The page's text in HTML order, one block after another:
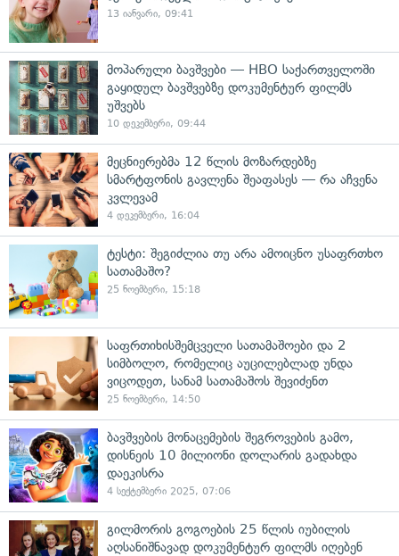
13 იანვარი, 09:41
მოპარული ბავშვები — HBO საქართველოში
გაყიდულ ბავშვებზე დოკუმენტურ ფილმს
უშვებს
10 დეკემბერი, 09:44
მეცნიერებმა 12 წლის მოზარდებზე
სმარტფონის გავლენა შეაფასეს — რა აჩვენა
კვლევამ
4 დეკემბერი, 16:04
ტესტი: შეგიძლია თუ არა ამოიცნო უსაფრთხო
სათამაშო?
25 ნოემბერი, 15:18
საფრთიხისშემცველი სათამაშოები და 2
სიმბოლო, რომელიც აუცილებლად უნდა
ვიცოდეთ, სანამ სათამაშოს შევიძენთ
25 ნოემბერი, 14:50
ბავშვების მონაცემების შეგროვების გამო,
დისნეის 10 მილიონი დოლარის გადახდა
დაეკისრა
4 სექტემბერი 2025, 07:06
გილმორის გოგოების 25 წლის იუბილის
აღსანიშნავად დოკუმენტურ ფილმს იღებენ